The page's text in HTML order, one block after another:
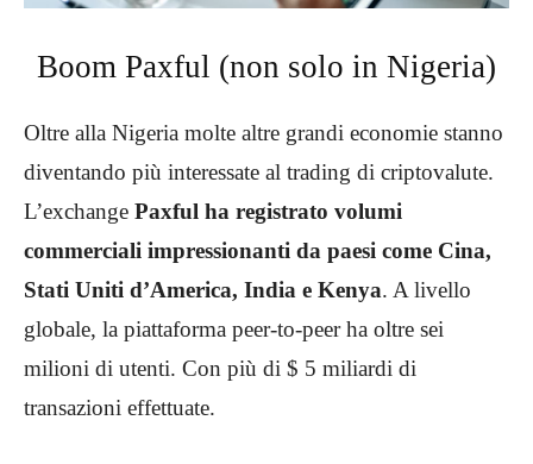
Boom Paxful (non solo in Nigeria)
Oltre alla Nigeria molte altre grandi economie stanno
diventando più interessate al trading di criptovalute.
L’exchange Paxful ha registrato volumi
commerciali impressionanti da paesi come Cina,
Stati Uniti d’America, India e Kenya. A livello
globale, la piattaforma peer-to-peer ha oltre sei
milioni di utenti. Con più di $ 5 miliardi di
transazioni effettuate.